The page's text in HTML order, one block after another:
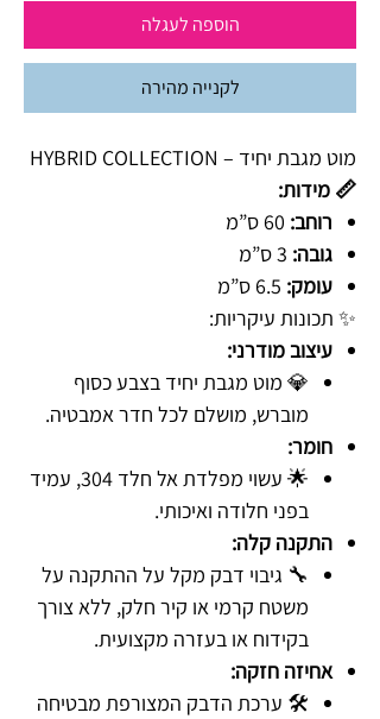
הוספה לעגלה
לקנייה מהירה
מוט מגבת יחיד – HYBRID COLLECTION
📏 מידות:
רוחב:
גובה:
עומק:
✨ תכונות עיקריות:
עיצוב מודרני:
💎 מוט מגבת יחיד בצבע כסוף
מוברש, מושלם לכל חדר אמבטיה.
חומר:
🌟 עשוי מפלדת אל חלד 304, עמיד
בפני חלודה ואיכותי.
התקנה קלה:
🔧 גיבוי דבק מקל על ההתקנה על
משטח קרמי או קיר חלק, ללא צורך
בקידוח או בעזרה מקצועית.
אחיזה חזקה:
🛠️ ערכת הדבק המצורפת מבטיחה